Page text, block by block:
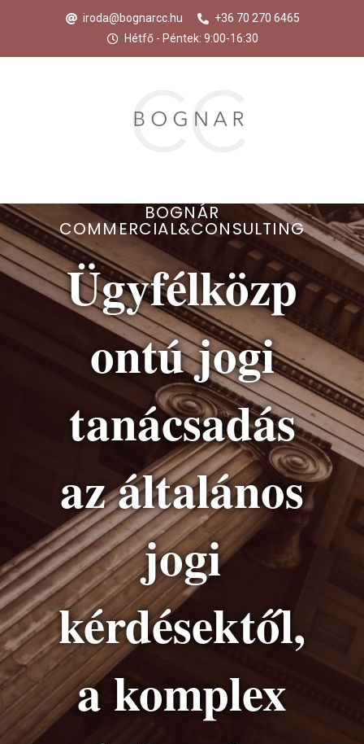
iroda@bognarcc.hu
+36 70 270 6465
Hétfő - Péntek: 9:00-16:30
BOGNÁR
COMMERCIAL&CONSULTING
Ügyfélközp
ontú jogi
tanácsadás
az általános
jogi
kérdésektől,
a komplex